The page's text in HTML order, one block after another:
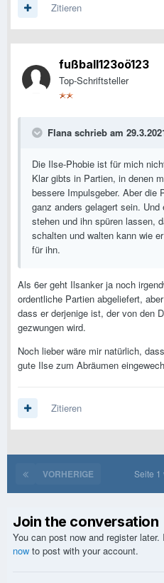
Zitieren
fußball123oö123
Top-Schriftsteller
Flana schrieb am
Die Ilse-Phobie ist für mich
Klar gibts in Partien, in denen
bessere Impulsgeber. Aber die
ganz anders gelagert sein.
stehen und ihn spüren lassen,
schalten und walten kann wie
für ihn.
Als 6er geht Ilsanker ja noch
ordentliche Partien abgeliefert,
dass er derjenige ist, der von den
gezwungen wird.
Noch lieber wäre mir natürlich,
gute Ilse zum Abräumen
Zitieren
VORHERIGE Seite 1
Join the conversation
You can post now and register
now to post with your account.